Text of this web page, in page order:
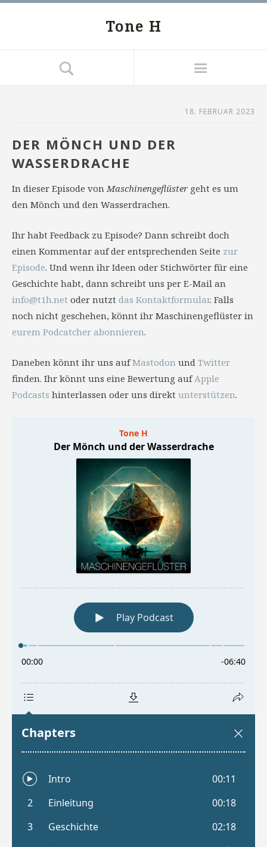
Tone H
18. FEBRUAR 2023
DER MÖNCH UND DER
WASSERDRACHE
In dieser Episode vonMaschinengeflüster geht es um
den Mönch und den Wasserdrachen.
Ihr habt Feedback zu Episode? Dann schreibt doch
einen Kommentar auf der entsprechenden Seite zur
Episode. Und wenn ihr Ideen oder Stichwörter für eine
Geschichte habt, dann schreibt uns per E-Mail an
info@t1h.net oder nutzt das Kontaktformular. Falls
noch nicht geschehen, könnt ihr Maschinengeflüster in
eurem Podcatcher abonnieren.
Daneben könnt ihr uns aufMastodon und Twitter
finden. Ihr könnt uns eine Bewertung aufApple
Podcasts hinterlassen oder uns direkt unterstützen.